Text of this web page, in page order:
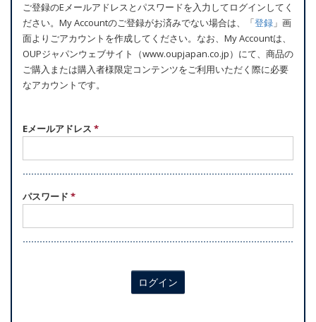
マ
リ
ー
タ
ブ
ご登録のEメールアドレスとパスワードを入力してログインしてく
ださい。My Accountのご登録がお済みでない場合は、「登録 」画
面よりごアカウントを作成してください。なお、My Accountは、
OUPジャパンウェブサイト（www.oupjapan.co.jp）にて、商品の
ご購入または購入者様限定コンテンツをご利用いただく際に必要
なアカウントです。
Eメールアドレス *
パスワード *
ログイン